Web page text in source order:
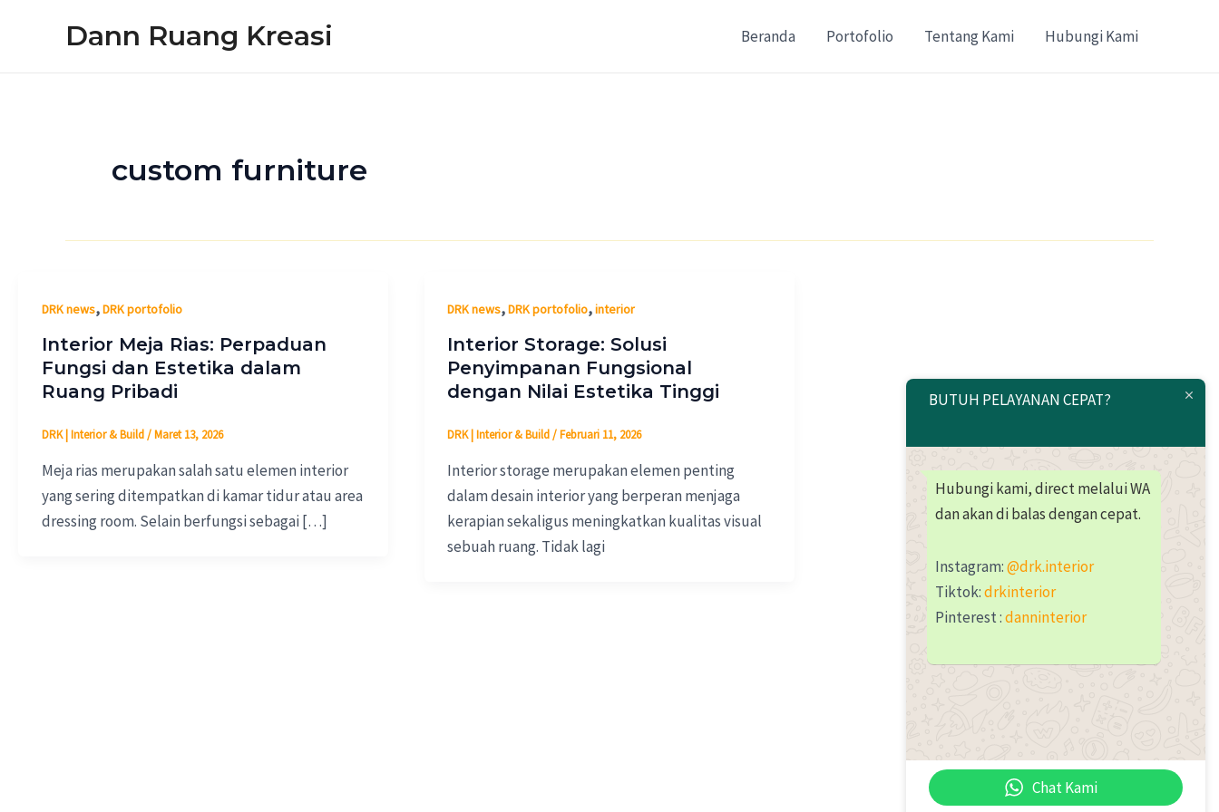
Dann Ruang Kreasi Beranda Portofolio Tentang Kami Hubungi Kami
custom furniture
DRK news,DRK portofolio
Interior Meja Rias: Perpaduan
Fungsi dan Estetika dalam
Ruang Pribadi
DRK | Interior & Build/Maret 13, 2026
Meja rias merupakan salah satu elemen interior
yang sering ditempatkan di kamar tidur atau area
dressing room. Selain berfungsi sebagai […]
DRK news,DRK portofolio,interior
Interior Storage: Solusi
Penyimpanan Fungsional
dengan Nilai Estetika Tinggi
DRK | Interior & Build/Februari 11, 2026
Interior storage merupakan elemen penting
dalam desain interior yang berperan menjaga
kerapian sekaligus meningkatkan kualitas visual
sebuah ruang. Tidak lagi
BUTUH PELAYANAN CEPAT?
Hubungi kami, direct melalui WA
dan akan di balas dengan cepat.
Instagram:@drk.interior
Tiktok:drkinterior
Pinterest :danninterior
Chat Kami